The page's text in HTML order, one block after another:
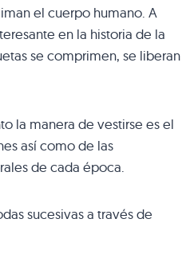
el cuerpo humano. A
en la historia de la
se comprimen, se liberan
la manera de vestirse es el
así como de las
de cada época.
sucesivas a través de